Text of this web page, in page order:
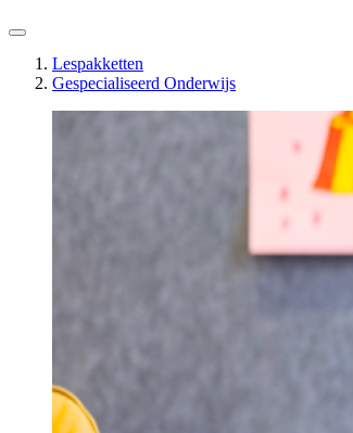
Lespakketten
Gespecialiseerd Onderwijs